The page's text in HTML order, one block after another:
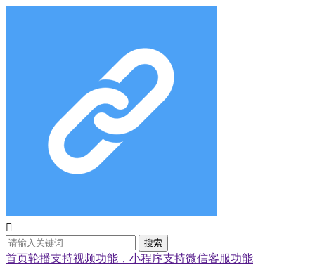

搜索
首页轮播支持视频功能，小程序支持微信客服功能